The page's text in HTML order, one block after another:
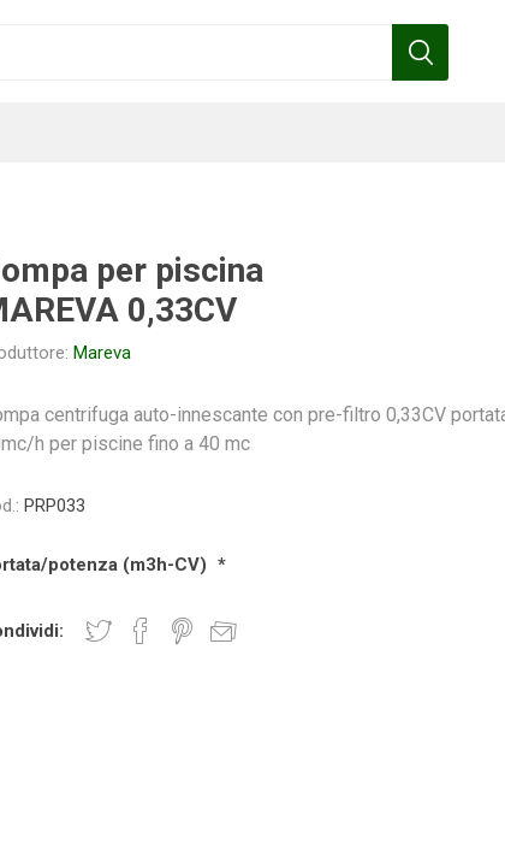
Bottos
Rain Bird
per piscina
0,33CV
Mareva
centrifuga auto-innescante con pre-filtro 0,33CV
h per piscine fino a 40 mc
PRP033
potenza (m3h-CV) *